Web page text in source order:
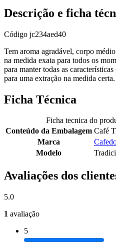
Descrição e ficha
Código jc234aed40
Tem aroma agradável, corpo
na medida exata para todos os
para manter todas as
para uma extração na medida certa.
Ficha Técnica
Ficha tecnica do
Conteúdo da Embalagem Café
Marca
Modelo
Avaliações dos
5.0
1 avaliação
5